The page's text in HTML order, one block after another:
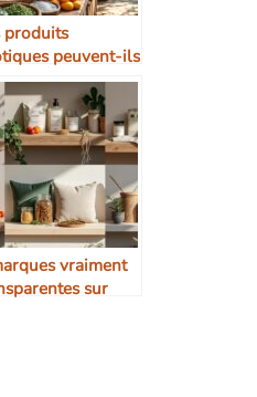
produits
peuvent-ils
équitables ?
vraiment
sur